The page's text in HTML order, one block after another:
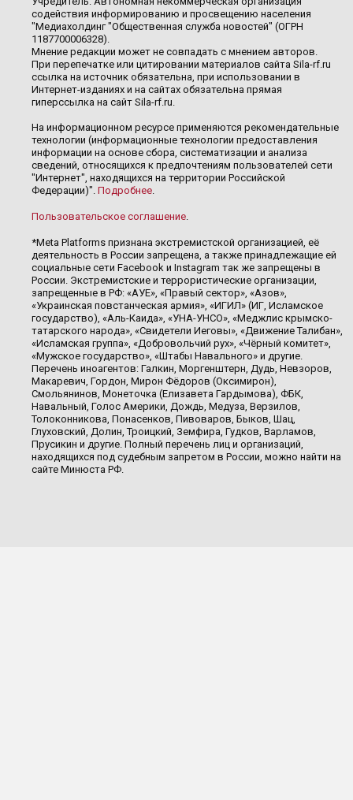
содействия информированию и просвещению населения
"Медиахолдинг "Общественная служба новостей" (ОГРН
1187700006328).
Мнение редакции может не совпадать с мнением авторов.
При перепечатке или цитировании материалов сайта Sila-rf.ru
ссылка на источник обязательна, при использовании в
Интернет-изданиях и на сайтах обязательна прямая
гиперссылка на сайт Sila-rf.ru.
На информационном ресурсе применяются рекомендательные
технологии (информационные технологии предоставления
информации на основе сбора, систематизации и анализа
сведений, относящихся к предпочтениям пользователей сети
"Интернет", находящихся на территории Российской
Федерации)". Подробнее.
Пользовательское соглашение.
*Meta Platforms признана экстремистской организацией, её
деятельность в России запрещена, а также принадлежащие ей
социальные сети Facebook и Instagram так же запрещены в
России. Экстремистские и террористические организации,
запрещенные в РФ: «АУЕ», «Правый сектор», «Азов»,
«Украинская повстанческая армия», «ИГИЛ» (ИГ, Исламское
государство), «Аль-Каида», «УНА-УНСО», «Меджлис крымско-
татарского народа», «Свидетели Иеговы», «Движение Талибан»,
«Исламская группа», «Добровольчий рух», «Чёрный комитет»,
«Мужское государство», «Штабы Навального» и другие.
Перечень иноагентов: Галкин, Моргенштерн, Дудь, Невзоров,
Макаревич, Гордон, Мирон Фёдоров (Оксимирон),
Смольянинов, Монеточка (Елизавета Гардымова), ФБК,
Навальный, Голос Америки, Дождь, Медуза, Верзилов,
Толоконникова, Понасенков, Пивоваров, Быков, Шац,
Глуховский, Долин, Троицкий, Земфира, Гудков, Варламов,
Прусикин и другие. Полный перечень лиц и организаций,
находящихся под судебным запретом в России, можно найти на
сайте Минюста РФ.